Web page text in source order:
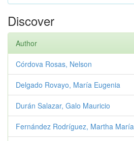
Discover
Author
Córdova Rosas, Nelson
Delgado Rovayo, María Eugenia
Durán Salazar, Galo Mauricio
Fernández Rodríguez, Martha María